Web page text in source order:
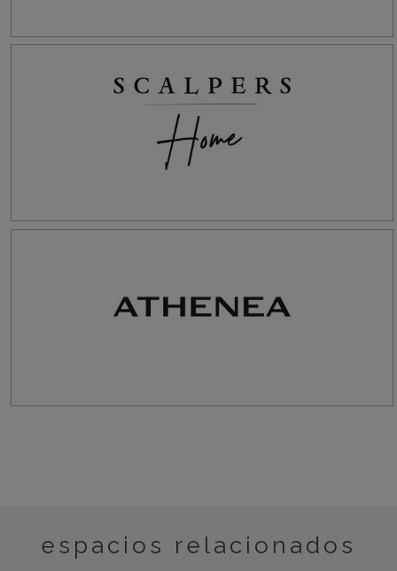
espacios relacionados